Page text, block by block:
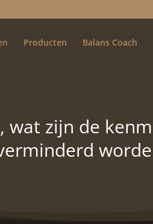
Producten Balans Coach
zijn de